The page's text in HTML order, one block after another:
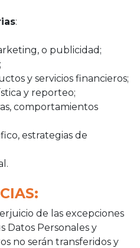
:
o publicidad;
y servicios financieros;
y reporteo;
comportamientos
estrategias de
de las excepciones
Datos Personales y
no serán transferidos y